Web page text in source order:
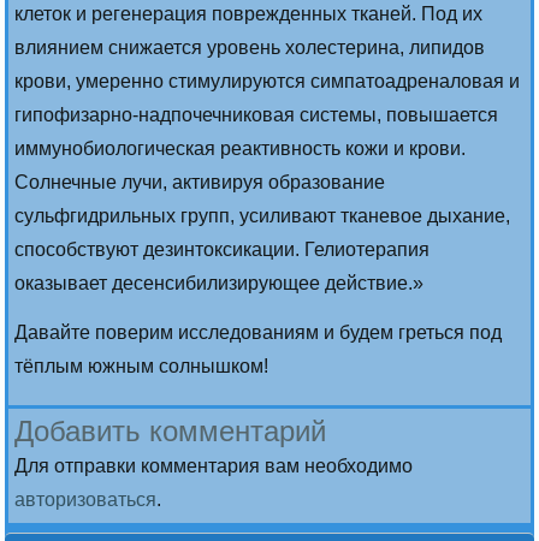
клеток и регенерация поврежденных тканей. Под их
влиянием снижается уровень холестерина, липидов
крови, умеренно стимулируются симпатоадреналовая и
гипофизарно-надпочечниковая системы, повышается
иммунобиологическая реактивность кожи и крови.
Солнечные лучи, активируя образование
сульфгидрильных групп, усиливают тканевое дыхание,
способствуют дезинтоксикации. Гелиотерапия
оказывает десенсибилизирующее действие.»
Давайте поверим исследованиям и будем греться под
тёплым южным солнышком!
Добавить комментарий
Для отправки комментария вам необходимо
авторизоваться.